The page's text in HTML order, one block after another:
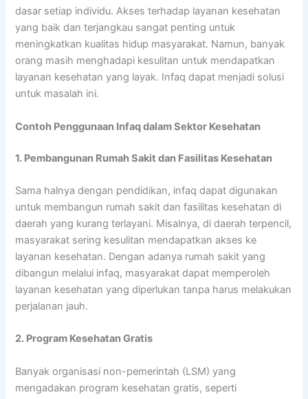
dasar setiap individu. Akses terhadap layanan kesehatan
yang baik dan terjangkau sangat penting untuk
meningkatkan kualitas hidup masyarakat. Namun, banyak
orang masih menghadapi kesulitan untuk mendapatkan
layanan kesehatan yang layak. Infaq dapat menjadi solusi
untuk masalah ini.
Contoh Penggunaan Infaq dalam Sektor Kesehatan
1. Pembangunan Rumah Sakit dan Fasilitas Kesehatan
Sama halnya dengan pendidikan, infaq dapat digunakan
untuk membangun rumah sakit dan fasilitas kesehatan di
daerah yang kurang terlayani. Misalnya, di daerah terpencil,
masyarakat sering kesulitan mendapatkan akses ke
layanan kesehatan. Dengan adanya rumah sakit yang
dibangun melalui infaq, masyarakat dapat memperoleh
layanan kesehatan yang diperlukan tanpa harus melakukan
perjalanan jauh.
2. Program Kesehatan Gratis
Banyak organisasi non-pemerintah (LSM) yang
mengadakan program kesehatan gratis, seperti